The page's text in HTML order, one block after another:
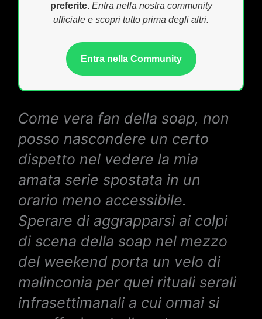
preferite. Entra nella nostra community
ufficiale e scopri tutto prima degli altri.
Entra nella Community
Come vera fan della soap, non
posso nascondere un certo
dispetto nel vedere la mia
amata serie spostata in un
orario meno accessibile.
Sperare di aggrapparsi ai colpi
di scena della soap nel mezzo
del weekend porta un velo di
malinconia per quei rituali serali
infrasettimanali a cui ormai si